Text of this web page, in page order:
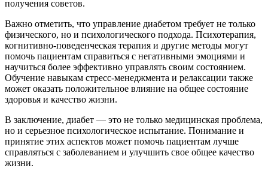
получения советов.
Важно отметить, что управление диабетом требует не только
физического, но и психологического подхода. Психотерапия,
когнитивно-поведенческая терапия и другие методы могут
помочь пациентам справиться с негативными эмоциями и
научиться более эффективно управлять своим состоянием.
Обучение навыкам стресс-менеджмента и релаксации также
может оказать положительное влияние на общее состояние
здоровья и качество жизни.
В заключение, диабет — это не только медицинская проблема,
но и серьезное психологическое испытание. Понимание и
принятие этих аспектов может помочь пациентам лучше
справляться с заболеванием и улучшить свое общее качество
жизни.